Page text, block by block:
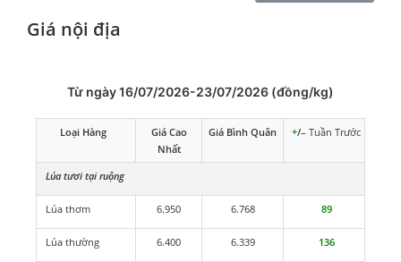
Giá nội địa
Từ ngày 16/07/2026-23/07/2026 (đồng/kg)
Loại Hàng
Giá Cao
Nhất
Giá Bình Quân +/– Tuần Trước
Lúa tươi tại ruộng
Lúa thơm 6.950 6.768 89
Lúa thường 6.400 6.339 136